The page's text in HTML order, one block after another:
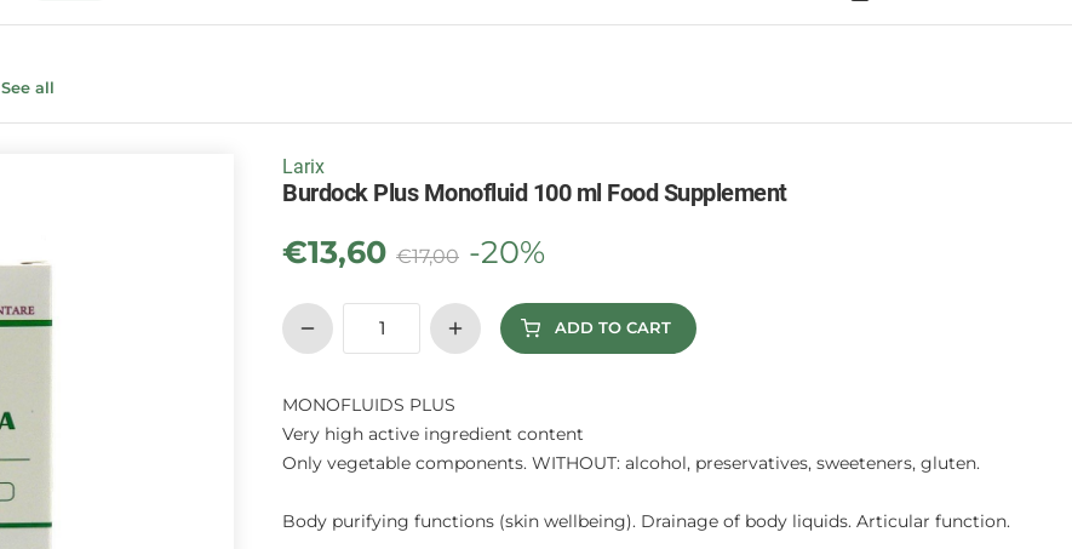
See all
Larix
Burdock Plus Monofluid 100 ml Food Supplement
€13,60 €17,00 -20%
ADD TO CART
MONOFLUIDS PLUS
Very high active ingredient content
Only vegetable components. WITHOUT: alcohol, preservatives, sweeteners, gluten.
Body purifying functions (skin wellbeing). Drainage of body liquids. Articular function.